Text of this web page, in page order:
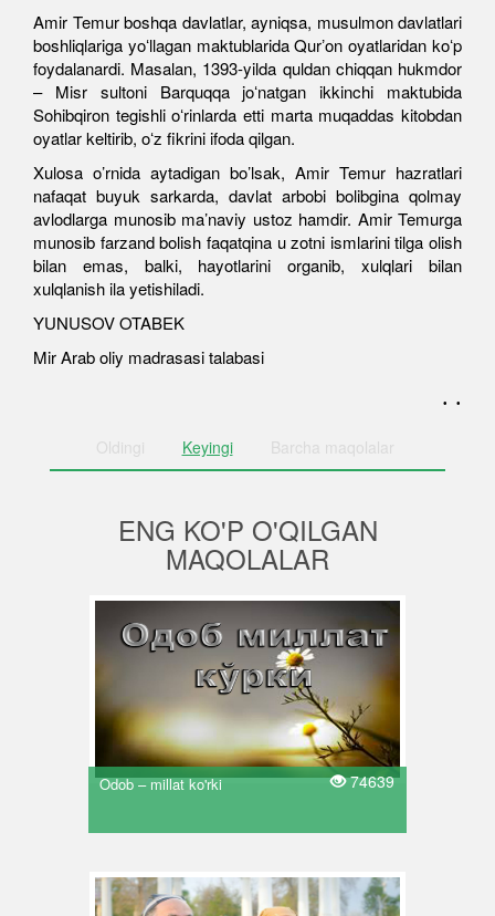
Amir Temur boshqa davlatlar, ayniqsa, musulmon davlatlari
boshliqlariga yoʻllagan maktublarida Qurʼon oyatlaridan koʻp
foydalanardi. Masalan, 1393-yilda quldan chiqqan hukmdor
– Misr sultoni Barquqqa joʻnatgan ikkinchi maktubida
Sohibqiron tegishli oʻrinlarda etti marta muqaddas kitobdan
oyatlar keltirib, oʻz fikrini ifoda qilgan.
Xulosa o’rnida aytadigan bo’lsak, Amir Temur hazratlari
nafaqat buyuk sarkarda, davlat arbobi bolibgina qolmay
avlodlarga munosib ma’naviy ustoz hamdir. Amir Temurga
munosib farzand bolish faqatqina u zotni ismlarini tilga olish
bilan emas, balki, hayotlarini organib, xulqlari bilan
xulqlanish ila yetishiladi.
YUNUSOV OTABEK
Mir Arab oliy madrasasi talabasi
. .
Oldingi Keyingi Barcha maqolalar
ENG KO'P O'QILGAN
MAQOLALAR
Odob – millat ko'rki 74639